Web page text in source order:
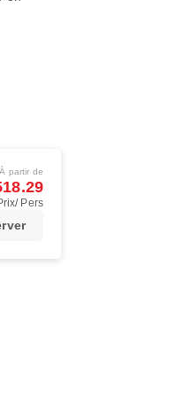
À partir de
Pers